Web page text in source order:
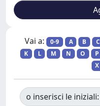
Vai a: 0-9 A B C
K
L M N O P
X
o inserisci le iniziali: